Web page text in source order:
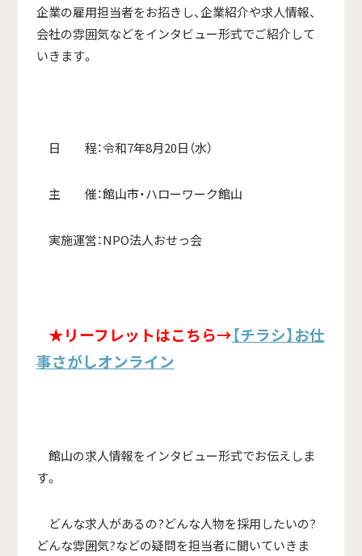
企業の雇用担当者をお招きし、企業紹介や求人情報、
会社の雰囲気などをインタビュー形式でご紹介して
いきます。
日 程：令和7年8月20日（水）
主 催：館山市・ハローワーク館山
実施運営：NPO法人おせっ会
★リーフレットはこちら→【チラシ】お仕
事さがしオンライン
館山の求人情報をインタビュー形式でお伝えしま
す。
どんな求人があるの?どんな人物を採用したいの?
どんな雰囲気?などの疑問を担当者に聞いていきま